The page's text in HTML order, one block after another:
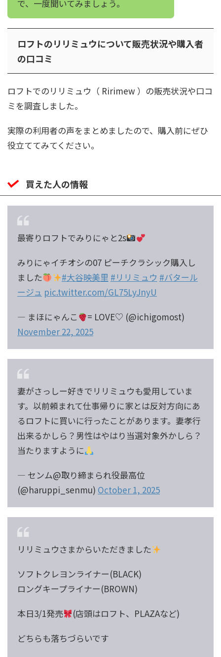
で、一度聞いてみましょう。
ロフトのリリミュウについて販売状況や購入者
の口コミ
ロフトでのリリミュウ（ Ririmew ）の販売状況や口コ
ミを調査しました。
実際の利用者の声をまとめましたので、購入前にぜひ
役立ててみてください。
買えた人の情報
最寄りロフトでみりにゃと2s
みりにゃイチオシの07 ピーチクラシック購入し
ました
#大谷映美里 #リリミュウ #バタール
ージュ pic.twitter.com/GL75LyJnyU
— まほにゃんこ
= LOVE♡ (@ichigomost)
November 22, 2025
妻がさっしー好きでリリミュウも愛用していま
す。以前頼まれて仕事帰りに家とは反対方向にあ
るロフトに買いに行ったことがあります。妻孝行
出来るかしら？男性はやはり当選対象外かしら？
当たりますように
— センム@取り締まられ役最高位
(@haruppi_senmu) October 1, 2025
リリミュウさまからいただきました
ソフトクレヨンライナー(BLACK)
ロングキープライナー(BROWN)
本日3/1発売
(店頭はロフト、PLAZAなど)
どちらも落ちづらいです